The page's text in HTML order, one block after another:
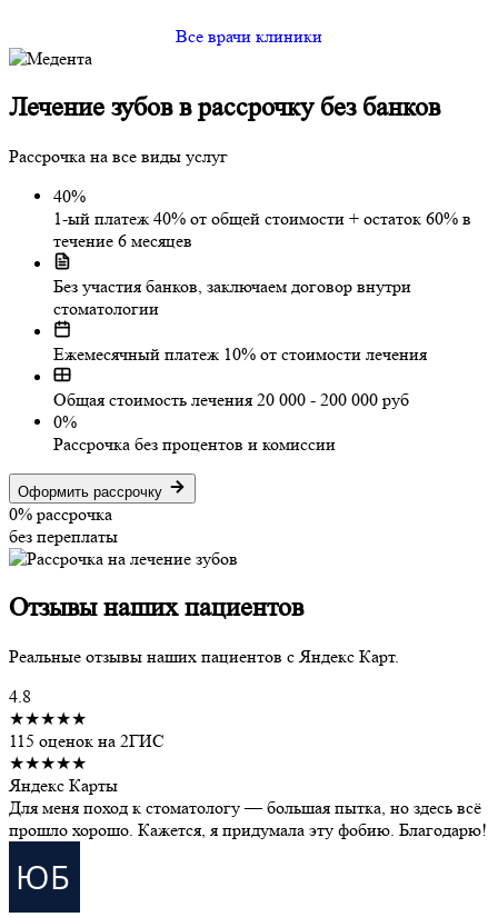
Все врачи клиники
Лечение зубовв рассрочкубез банков
Рассрочка на все виды услуг
40%
1-ый платеж 40% от общей стоимости + остаток 60% в
течение 6 месяцев
Без участия банков, заключаем договор внутри
стоматологии
Ежемесячный платеж 10% от стоимости лечения
Общая стоимость лечения 20 000 - 200 000 руб
0%
Рассрочка без процентов и комиссии
Оформить рассрочку
0% рассрочка
без переплаты
Отзывынаших пациентов
Реальные отзывы наших пациентов с Яндекс Карт.
4.8
★★★★★
115 оценок на 2ГИС
★★★★★
Яндекс Карты
Для меня поход к стоматологу — большая пытка, но здесь всё
прошло хорошо. Кажется, я придумала эту фобию. Благодарю!